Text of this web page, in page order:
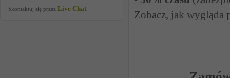
Skontaktuj się przez Live Chat
Zobacz, jak wygląda